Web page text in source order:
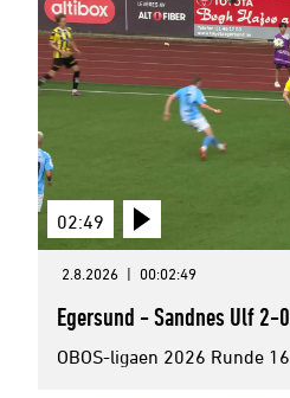
02:49
2.8.2026 | 00:02:49
Egersund - Sandnes Ulf 2-0
OBOS-ligaen 2026 Runde 16